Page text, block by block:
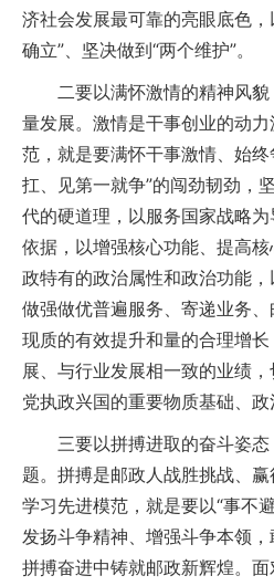
济社会发展最可靠的亮眼底色
确立”、坚决做到“两个维护”。
二要以满怀激情的精神风貌
量发展。激情是干事创业的动
范，就是要满怀干事激情、始
扛、见第一就争”的闯劲韧劲，
代的硬道理，以服务国家战略
依据，以增强核心功能、提高
政特有的政治属性和政治功能
做强做优普遍服务、寄递业务
现质的有效提升和量的合理增
展、与行业发展相一致的业绩
党执政兴国的重要物质基础、政
三要以拼搏进取的奋斗姿态
题。拼搏是邮政人战胜挑战、
学习先进模范，就是要以“事不
发扬斗争精神、增强斗争本领
拼搏奋进中铸就邮政新辉煌。